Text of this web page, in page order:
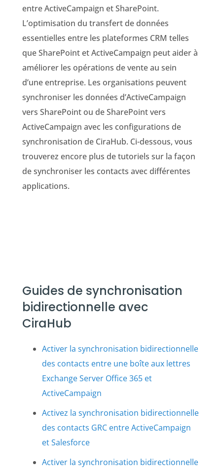
entre ActiveCampaign et SharePoint.
L’optimisation du transfert de données
essentielles entre les plateformes CRM telles
que SharePoint etActiveCampaign peut aider à
améliorer les opérations de vente au sein
d’une entreprise. Les organisations peuvent
synchroniser les données d’ActiveCampaign
vers SharePoint ou de SharePoint vers
ActiveCampaign avec les configurations de
synchronisation de CiraHub. Ci-dessous, vous
trouverez encore plus de tutoriels sur la façon
desynchroniser les contacts avec différentes
applications.
Guides de synchronisation
bidirectionnelle avec
CiraHub
Activer la synchronisation bidirectionnelle
des contacts entre une boîte aux lettres
Exchange Server Office 365 et
ActiveCampaign
Activez la synchronisation bidirectionnelle
des contacts GRC entre ActiveCampaign
et Salesforce
Activer la synchronisation bidirectionnelle